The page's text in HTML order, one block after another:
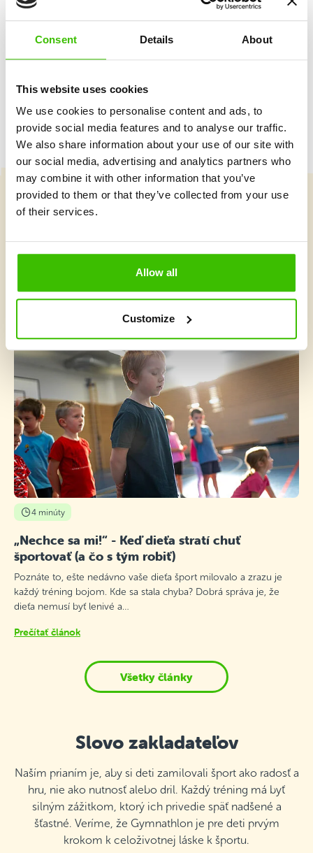
Consent Details About
This website uses cookies
We use cookies to personalise content and ads, to
provide social media features and to analyse our traffic.
We also share information about your use of our site with
our social media, advertising and analytics partners who
may combine it with other information that you’ve
provided to them or that they’ve collected from your use
of their services.
Allow all
Customize
Kvalifikovaný tréner
Čo je v Gymnathlone nové?
4 minúty
„Nechce sa mi!“ - Keď dieťa stratí chuť
športovať (a čo s tým robiť)
Poznáte to, ešte nedávno vaše dieťa šport milovalo a zrazu je
každý tréning bojom. Kde sa stala chyba? Dobrá správa je, že
dieťa nemusí byť lenivé a…
Prečítať článok
Všetky články
Slovo zakladateľov
Naším prianím je, aby si deti zamilovali šport ako radosť a
hru, nie ako nutnosť alebo dril. Každý tréning má byť
silným zážitkom, ktorý ich privedie späť nadšené a
šťastné. Veríme, že Gymnathlon je pre deti prvým
krokom k celoživotnej láske k športu.